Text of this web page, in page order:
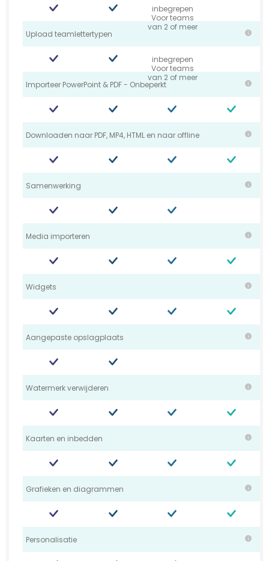
inbegrepen
Voor teams
van 2 of meer
Upload teamlettertypen
inbegrepen
Voor teams
van 2 of meer
Importeer PowerPoint & PDF - Onbeperkt
Downloaden naar PDF, MP4, HTML en naar offline
Samenwerking
Media importeren
Widgets
Aangepaste opslagplaats
Watermerk verwijderen
Kaarten en inbedden
Grafieken en diagrammen
Personalisatie